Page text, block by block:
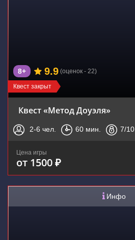
Квест закрыт
8+ 9.9 (оценок - 22)
Квест «Метод Доуэля»
2-6 чел. 60 мин. 7/10
Цена игры
от 1500 ₽
Инфо